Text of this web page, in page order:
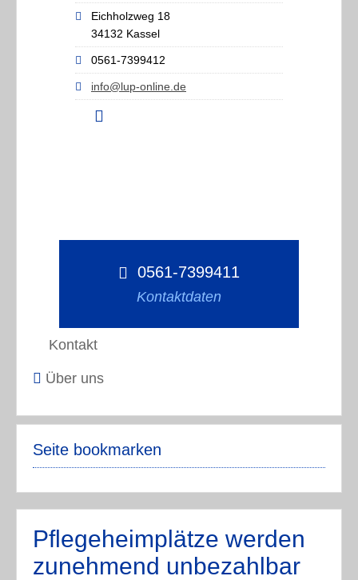
Eichholzweg 18
34132 Kassel
0561-7399412
info@lup-online.de
0561-7399411
Kontaktdaten
Kontakt
Über uns
Seite bookmarken
Pflegeheimplätze werden
zunehmend unbezahlbar